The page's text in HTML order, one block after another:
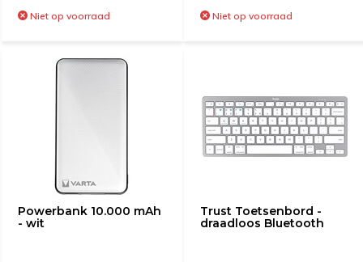
Niet op voorraad Niet op voorraad
Powerbank 10.000 mAh
- wit
Trust Toetsenbord -
draadloos Bluetooth